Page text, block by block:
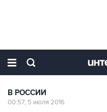
В РОССИИ
00:57, 5 июля 2016